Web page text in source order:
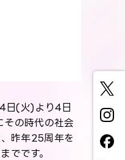
日(火)より4日
の時代の社会
昨年25周年を
です。